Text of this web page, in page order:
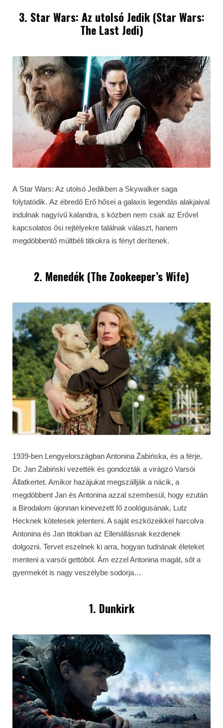
3. Star Wars: Az utolsó Jedik (Star Wars:
The Last Jedi)
A Star Wars: Az utolsó Jedikben a Skywalker saga
folytatódik. Az ébredő Erő hősei a galaxis legendás alakjaival
indulnak nagyívű kalandra, s közben nem csak az Erővel
kapcsolatos ősi rejtélyekre találnak választ, hanem
megdöbbentő múltbéli titkokra is fényt derítenek.
2. Menedék (The Zookeeper’s Wife)
1939-ben Lengyelországban Antonina Żabińska, és a férje,
Dr. Jan Żabiński vezették és gondozták a virágzó Varsói
Állatkertet. Amikor hazájukat megszállják a nácik, a
megdöbbent Jan és Antonina azzal szembesül, hogy ezután
a Birodalom újonnan kinevezett fő zoológusának, Lutz
Hecknek kötelesek jelenteni. A saját eszközeikkel harcolva
Antonina és Jan titokban az Ellenállásnak kezdenek
dolgozni. Tervet eszelnek ki arra, hogyan tudnának életeket
menteni a varsói gettóból. Ám ezzel Antonina magát, sőt a
gyermekét is nagy veszélybe sodorja…
1. Dunkirk